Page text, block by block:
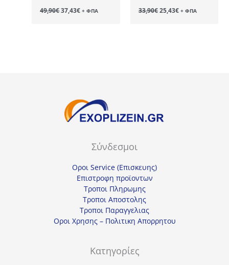
49,90€Original
price
37,43€Η+ ΦΠΑ 33,90€Original
price
25,43€Η+ ΦΠΑ
Σύνδεσμοι
Οροι Service (Επισκευης)
Επιστροφη προϊοντων
Τροποι Πληρωμης
Τροποι Αποστολης
Τροποι Παραγγελιας
Οροι Χρησης – Πολιτικη Απορρητου
Κατηγορίες